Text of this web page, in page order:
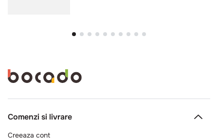
Comenzi si livrare
Creeaza cont